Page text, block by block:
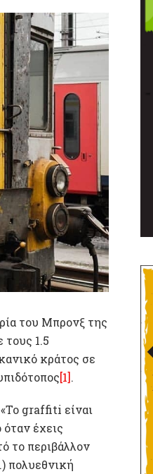
του Μπρονξ της
τους 1.5
κράτος σε
[1].
graffiti είναι
έχεις
το περιβάλλον
πολυεθνική